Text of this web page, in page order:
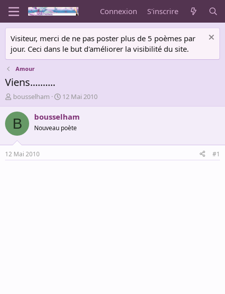
Connexion S'inscrire
Visiteur, merci de ne pas poster plus de 5 poèmes par
jour. Ceci dans le but d'améliorer la visibilité du site.
Amour
Viens..........
A
u
t
e
r
d
e
bousselham
D
a
t
d
é
12 Mai 2010
B bousselham
Nouveau poète
12 Mai 2010 #1